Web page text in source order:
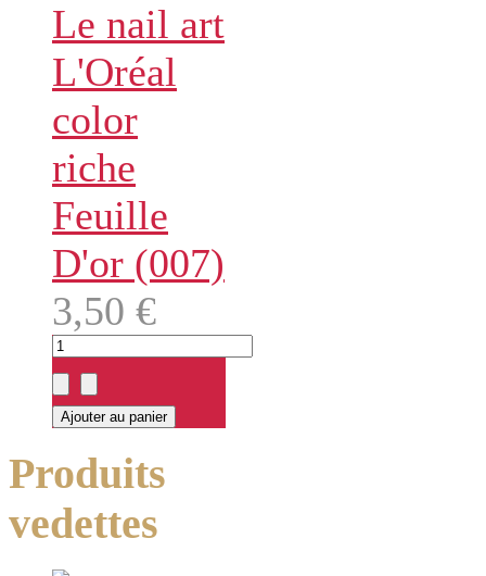
Le nail art
L'Oréal
color
riche
Feuille
D'or (007)
3,50 €
Produits
vedettes